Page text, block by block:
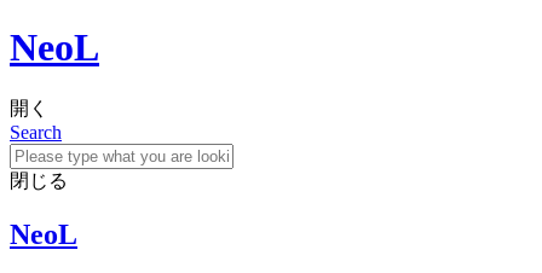
NeoL
開く
Search
閉じる
NeoL